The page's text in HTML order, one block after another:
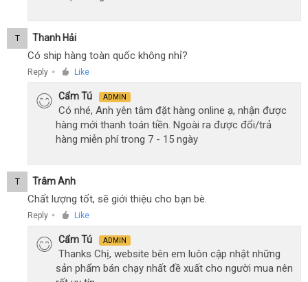
T Thanh Hải
Có ship hàng toàn quốc không nhỉ?
Reply ● Like
Cẩm Tú ADMIN
Có nhé, Anh yên tâm đặt hàng online ạ, nhận được
hàng mới thanh toán tiền. Ngoài ra được đổi/trả
hàng miễn phí trong 7 - 15 ngày
T Trâm Anh
Chất lượng tốt, sẽ giới thiệu cho bạn bè.
Reply ● Like
Cẩm Tú ADMIN
Thanks Chị, website bên em luôn cập nhật những
sản phẩm bán chạy nhất đề xuất cho người mua nên